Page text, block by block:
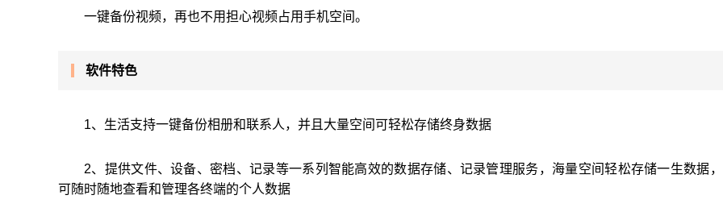
一键备份视频，再也不用担心视频占用手机空间。
软件特色
1、生活支持一键备份相册和联系人，并且大量空间可轻松存储终身数据
2、提供文件、设备、密档、记录等一系列智能高效的数据存储、记录管理服务，海量空间轻松存储一生数据
可随时随地查看和管理各终端的个人数据